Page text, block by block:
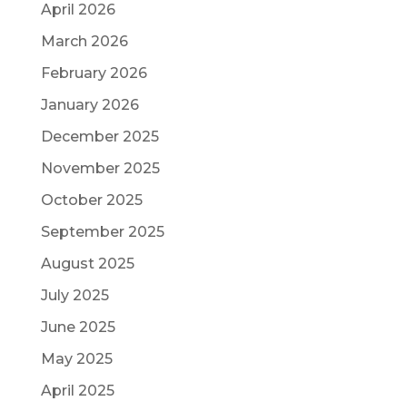
April 2026
March 2026
February 2026
January 2026
December 2025
November 2025
October 2025
September 2025
August 2025
July 2025
June 2025
May 2025
April 2025